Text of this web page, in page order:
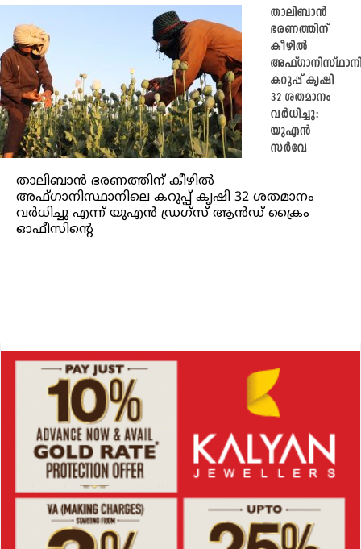
താലിബാൻ
ഭരണത്തിന്
കീഴിൽ
കറുപ്പ് കൃഷി
32 ശതമാനം
വർധിച്ചു:
യുഎൻ
സർവേ
താലിബാൻ ഭരണത്തിന് കീഴിൽ
അഫ്ഗാനിസ്ഥാനിലെ കറുപ്പ് കൃഷി 32 ശതമാനം
വർധിച്ചു എന്ന് യുഎൻ ഡ്രഗ്‌സ് ആൻഡ് ക്രൈം
ഓഫീസിന്റെ